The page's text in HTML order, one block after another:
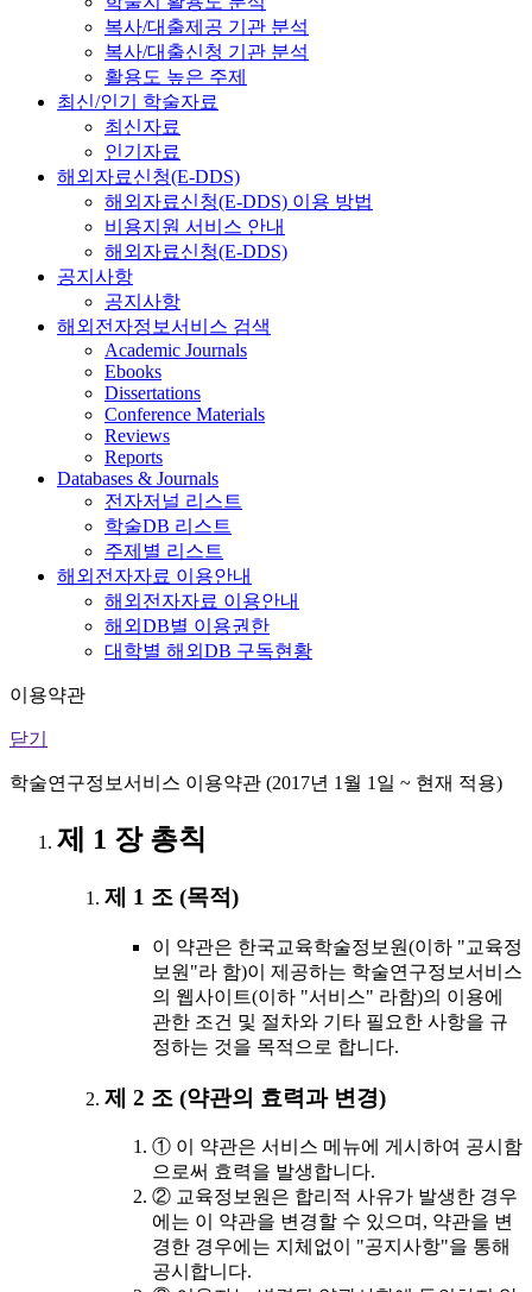
복사/대출제공 기관 분석
복사/대출신청 기관 분석
활용도 높은 주제
최신/인기 학술자료
최신자료
인기자료
해외자료신청(E-DDS)
해외자료신청(E-DDS) 이용 방법
비용지원 서비스 안내
해외자료신청(E-DDS)
공지사항
공지사항
해외전자정보서비스 검색
Academic Journals
Ebooks
Dissertations
Conference Materials
Reviews
Reports
Databases & Journals
전자저널 리스트
학술DB 리스트
주제별 리스트
해외전자자료 이용안내
해외전자자료 이용안내
해외DB별 이용권한
대학별 해외DB 구독현황
이용약관
닫기
학술연구정보서비스 이용약관 (2017년 1월 1일 ~ 현재 적용)
제 1 장 총칙
제 1 조 (목적)
이 약관은 한국교육학술정보원(이하 "교육정
보원"라 함)이 제공하는 학술연구정보서비스
의 웹사이트(이하 "서비스" 라함)의 이용에
관한 조건 및 절차와 기타 필요한 사항을 규
정하는 것을 목적으로 합니다.
제 2 조 (약관의 효력과 변경)
① 이 약관은 서비스 메뉴에 게시하여 공시함
으로써 효력을 발생합니다.
② 교육정보원은 합리적 사유가 발생한 경우
에는 이 약관을 변경할 수 있으며, 약관을 변
경한 경우에는 지체없이 "공지사항"을 통해
공시합니다.